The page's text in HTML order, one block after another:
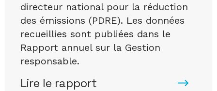
directeur national pour la réduction
des émissions (PDRE). Les données
recueillies sont publiées dans le
Rapport annuel sur la Gestion
responsable.
Lire le rapport